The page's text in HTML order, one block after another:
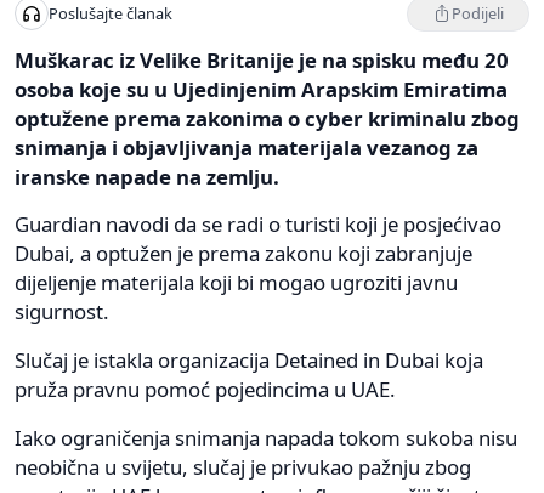
Poslušajte članak Podijeli
Muškarac iz Velike Britanije je na spisku među 20
osoba koje su u Ujedinjenim Arapskim Emiratima
optužene prema zakonima o cyber kriminalu zbog
snimanja i objavljivanja materijala vezanog za
iranske napade na zemlju.
Guardian navodi da se radi o turisti koji je posjećivao
Dubai, a optužen je prema zakonu koji zabranjuje
dijeljenje materijala koji bi mogao ugroziti javnu
sigurnost.
Slučaj je istakla organizacija Detained in Dubai koja
pruža pravnu pomoć pojedincima u UAE.
Iako ograničenja snimanja napada tokom sukoba nisu
neobična u svijetu, slučaj je privukao pažnju zbog